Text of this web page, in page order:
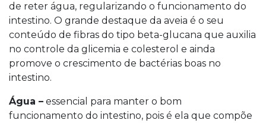
de reter água, regularizando o funcionamento do
intestino. O grande destaque da aveia é o seu
conteúdo de fibras do tipo beta-glucana que auxilia
no controle da glicemia e colesterol e ainda
promove o crescimento de bactérias boas no
intestino.
Água – essencial para manter o bom
funcionamento do intestino, pois é ela que compõe